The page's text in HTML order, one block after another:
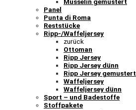
Panel
Punta di Roma
Reststücke
Ripp-/Waffeljersey
zurück
Ottoman
Ripp Jersey
Ripp Jersey dünn
Ripp Jersey gemustert
Waffeljersey
Waffeljersey dünn
Sport – und Badestoffe
Stoffpakete